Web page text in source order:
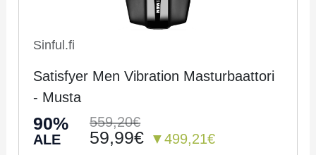
Sinful.fi
Satisfyer Men Vibration Masturbaattori
- Musta
90%
ALE
559,20€
59,99€ ▼499,21€